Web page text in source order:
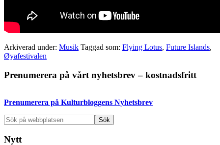
Arkiverad under: Musik Taggad som: Flying Lotus, Future Islands,
Øyafestivalen
Primärt
Prenumerera på vårt nyhetsbrev – kostnadsfritt
Prenumerera på Kulturbloggens Nyhetsbrev
Sök
på
webbplatsen
Nytt